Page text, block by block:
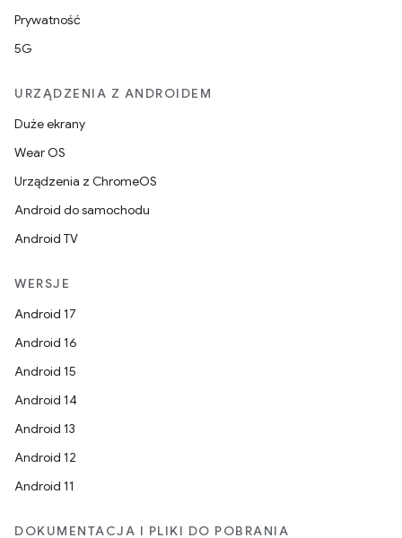
Prywatność
5G
URZĄDZENIA Z ANDROIDEM
Duże ekrany
Wear OS
Urządzenia z ChromeOS
Android do samochodu
Android TV
WERSJE
Android 17
Android 16
Android 15
Android 14
Android 13
Android 12
Android 11
DOKUMENTACJA I PLIKI DO POBRANIA